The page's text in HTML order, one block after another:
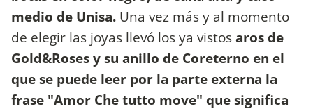
medio de Unisa. Una vez más y al momento
de elegir las joyas llevó los ya vistosaros de
Gold&Roses y su anillo de Coreterno en el
que se puede leer por la parte externa la
frase "Amor Che tutto move" que significa